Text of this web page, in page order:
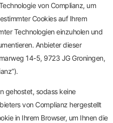
von Complianz, um
Cookies auf Ihrem
Technologien einzuholen und
Anbieter dieser
14-5, 9723 JG Groningen,
gehostet, sodass keine
von Complianz hergestellt
in Ihrem Browser, um Ihnen die